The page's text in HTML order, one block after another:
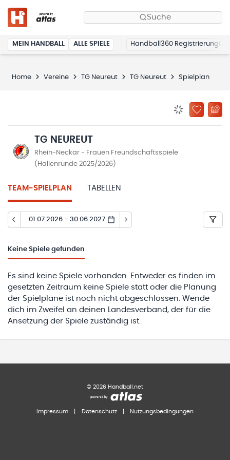
Suche
MEIN HANDBALL ALLE SPIELE Handball360 Registrierung
Home Vereine TG Neureut TG Neureut Spielplan
ZU
TG NEUREUT
Rhein-Neckar - Frauen Freundschaftsspiele
(Hallenrunde 2025/2026)
TEAM-SPIELPLAN TABELLEN
01.07.2026 - 30.06.2027
Keine Spiele gefunden
Es sind keine Spiele vorhanden. Entweder es finden im
gesetzten Zeitraum keine Spiele statt oder die Planung
der Spielpläne ist noch nicht abgeschlossen. Wende
dich im Zweifel an deinen Landesverband, der für die
Ansetzung der Spiele zuständig ist.
© 2026 Handball.net
Impressum Datenschutz Nutzungsbedingungen